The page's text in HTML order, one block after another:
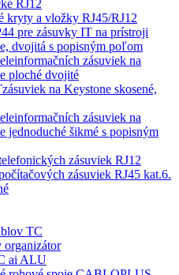
RJ12
kryty a vložky RJ45/RJ12
pre zásuvky IT na prístroji
dvojitá s popisným poľom
zásuviek na
ploché dvojité
na Keystone skosené,
zásuviek na
jednoduché šikmé s popisným
zásuviek RJ12
zásuviek RJ45 kat.6.
TC
ai ALU